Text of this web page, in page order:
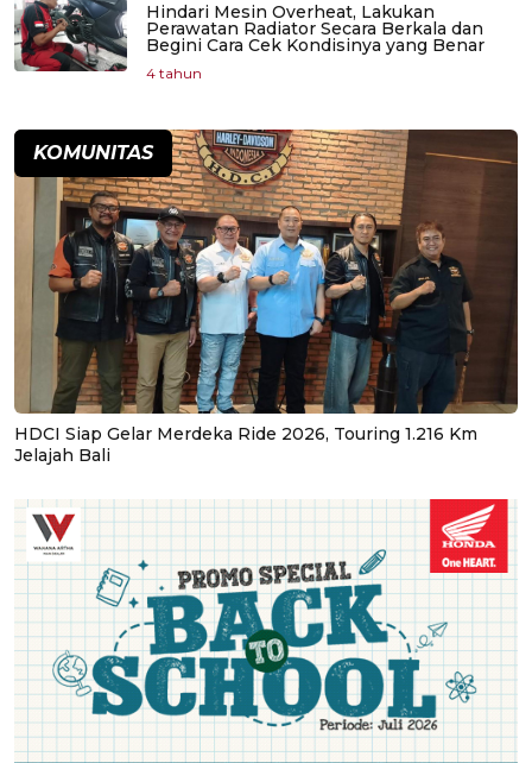
Hindari Mesin Overheat, Lakukan
Perawatan Radiator Secara Berkala dan
Begini Cara Cek Kondisinya yang Benar
4 tahun
KOMUNITAS
HDCI Siap Gelar Merdeka Ride 2026, Touring 1.216 Km
Jelajah Bali